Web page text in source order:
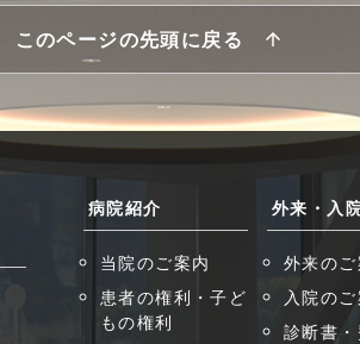
このページの先頭に戻る
病院紹介
当院のご案内
患者の権利・子ど
もの権利
外来・入
外来のご
入院の
診断書